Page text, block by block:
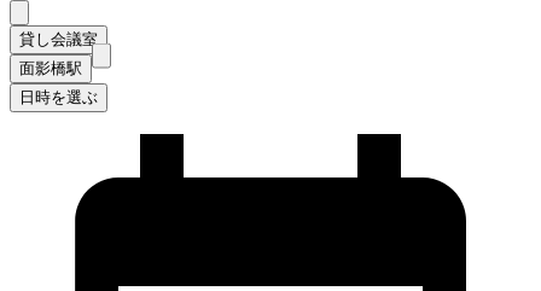
貸し会議室
面影橋駅
日時を選ぶ